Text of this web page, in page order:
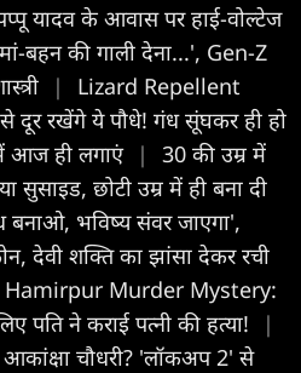
यादव के आवास पर हाई-वोल्टेज
बहन की गाली देना...', Gen-Z
|
Lizard Repellent
दूर रखेंगे ये पौधे! गंध सूंघकर ही हो
आज ही लगाएं |
30 की उम्र में
सुसाइड, छोटी उम्र में ही बना दी
बनाओ, भविष्य संवर जाएगा',
देवी शक्ति का झांसा देकर रची
Hamirpur Murder Mystery:
पति ने कराई पत्नी की हत्या!
|
आकांक्षा चौधरी? 'लॉकअप 2' से